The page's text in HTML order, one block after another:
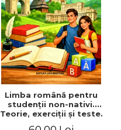
Limba română pentru
studenţii non-nativi.
Teorie, exerciţii şi teste.